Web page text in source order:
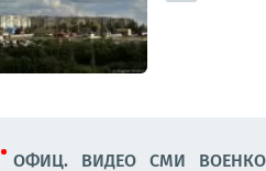
ОФИЦ. ВИДЕО СМИ